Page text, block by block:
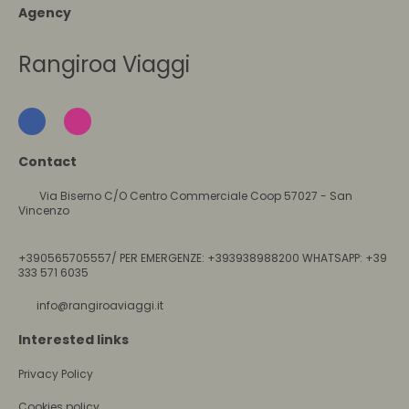
Agency
Rangiroa Viaggi
Contact
Via Biserno C/O Centro Commerciale Coop 57027 - San
Vincenzo
+390565705557/ PER EMERGENZE: +393938988200 WHATSAPP: +39
333 571 6035
info@rangiroaviaggi.it
Interested links
Privacy Policy